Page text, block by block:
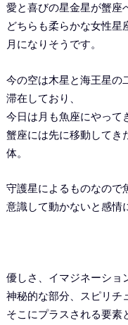
愛と喜びの星金星が蟹座
どちらも柔らかな女性星
月になりそうです。
今の空は木星と海王星の
滞在しており、
今日は月も魚座にやって
蟹座には先に移動してき
体。
守護星によるものなので
意識して動かないと感情
優しさ、イマジネーショ
神秘的な部分、スピリチ
そこにプラスされる要素